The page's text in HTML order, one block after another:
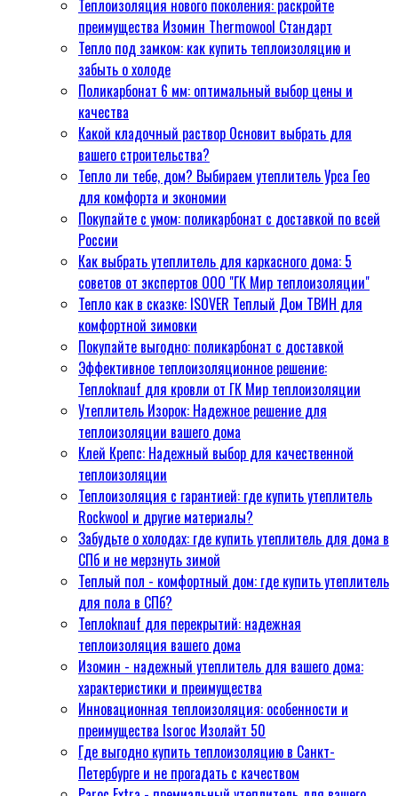
вашего дома
Клей Крепс: Надежный выбор
для качественной
теплоизоляции
Теплоизоляция с гарантией:
где купить утеплитель
Rockwool и другие материалы?
Забудьте о холодах: где купить
утеплитель для дома в СПб и
не мерзнуть зимой
Теплый пол - комфортный
дом: где купить утеплитель
для пола в СПб?
Теплоknauf для перекрытий:
надежная теплоизоляция
вашего дома
Изомин - надежный
утеплитель для вашего дома:
характеристики и
преимущества
Инновационная
теплоизоляция: особенности и
преимущества Isoroc Изолайт
50
Где выгодно купить
теплоизоляцию в Санкт-
Петербурге и не прогадать с
качеством
Paroc Extra - премиальный
утеплитель для вашего дома
Межвенцовый утеплитель:
профессиональные
рекомендации по выбору в СПб
Комплексный подход к выбору
утеплителя для пола дома
Утеплитель Ursa Geo -
надежная защита вашего дома
Теплоизоляция нового поколения: раскройте
преимущества Изомин Thermowool Стандарт
Тепло под замком: как купить теплоизоляцию и
забыть о холоде
Поликарбонат 6 мм: оптимальный выбор цены и
качества
Какой кладочный раствор Основит выбрать для
вашего строительства?
Тепло ли тебе, дом? Выбираем утеплитель Урса Гео
для комфорта и экономии
Покупайте с умом: поликарбонат с доставкой по всей
России
Как выбрать утеплитель для каркасного дома: 5
советов от экспертов ООО "ГК Мир теплоизоляции"
Тепло как в сказке: ISOVER Теплый Дом ТВИН для
комфортной зимовки
Покупайте выгодно: поликарбонат с доставкой
Эффективное теплоизоляционное решение:
Теплоknauf для кровли от ГК Мир теплоизоляции
Утеплитель Изорок: Надежное решение для
теплоизоляции вашего дома
Клей Крепс: Надежный выбор для качественной
теплоизоляции
Теплоизоляция с гарантией: где купить утеплитель
Rockwool и другие материалы?
Забудьте о холодах: где купить утеплитель для дома в
СПб и не мерзнуть зимой
Теплый пол - комфортный дом: где купить утеплитель
для пола в СПб?
Теплоknauf для перекрытий: надежная
теплоизоляция вашего дома
Изомин - надежный утеплитель для вашего дома:
характеристики и преимущества
Инновационная теплоизоляция: особенности и
преимущества Isoroc Изолайт 50
Где выгодно купить теплоизоляцию в Санкт-
Петербурге и не прогадать с качеством